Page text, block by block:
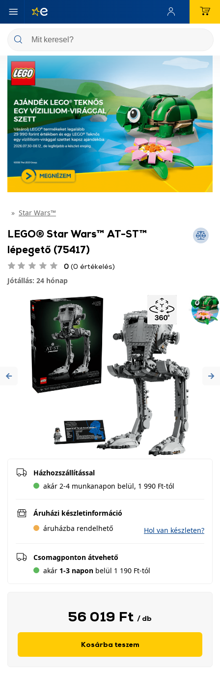
Star Wars™
LEGO® Star Wars™ AT-ST™
lépegető (75417)
0 (0 értékelés)
Jótállás: 24 hónap
Previous
Házhozszállítással
akár 2-4 munkanapon belül, 1 990 Ft-tól
Áruházi készletinformáció
áruházba rendelhető
Hol van készleten?
Csomagponton átvehető
akár 1-3 napon belül 1 190 Ft-tól
56 019 Ft / db
Kosárba teszem